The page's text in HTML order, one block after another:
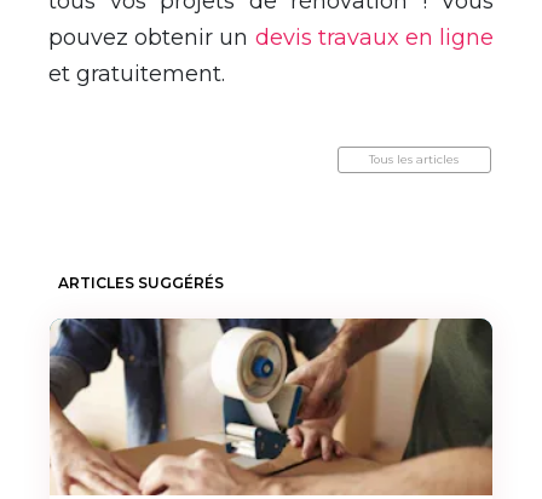
pouvez obtenir un devis travaux en ligne
et gratuitement.
Tous les articles
ARTICLES SUGGÉRÉS